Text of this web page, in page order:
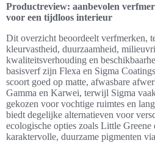
Productreview: aanbevolen
voor een tijdloos interieur
Dit overzicht beoordeelt verfmerken,
kleurvastheid, duurzaamheid,
kwaliteitsverhouding en
basisverf zijn Flexa en Sigma
scoort goed op matte, afwasbare
Gamma en Karwei, terwijl Sigma
gekozen voor vochtige ruimtes en
biedt degelijke alternatieven voor
ecologische opties zoals Little
karaktervolle, duurzame pigmenten